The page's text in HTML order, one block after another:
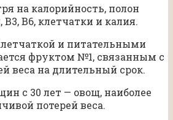
на калорийность, полон
B6, клетчатки и калия.
и питательными
фруктом №1, связанным с
веса на длительный срок.
с 30 лет — овощ, наиболее
потерей веса.